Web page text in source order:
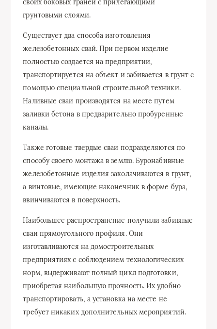
своих боковых граней с прилегающими
грунтовыми слоями.
Существует два способа изготовления
железобетонных свай. При первом изделие
полностью создается на предприятии,
транспортируется на объект и забивается в грунт с
помощью специальной строительной техники.
Наливные сваи производятся на месте путем
заливки бетона в предварительно пробуренные
каналы.
Также готовые твердые сваи подразделяются по
способу своего монтажа в землю. Буронабивные
железобетонные изделия заколачиваются в грунт,
а винтовые, имеющие наконечник в форме бура,
ввинчиваются в поверхность.
Наибольшее распространение получили забивные
сваи прямоугольного профиля. Они
изготавливаются на домостроительных
предприятиях с соблюдением технологических
норм, выдерживают полный цикл подготовки,
приобретая наибольшую прочность. Их удобно
транспортировать, а установка на месте не
требует никаких дополнительных мероприятий.